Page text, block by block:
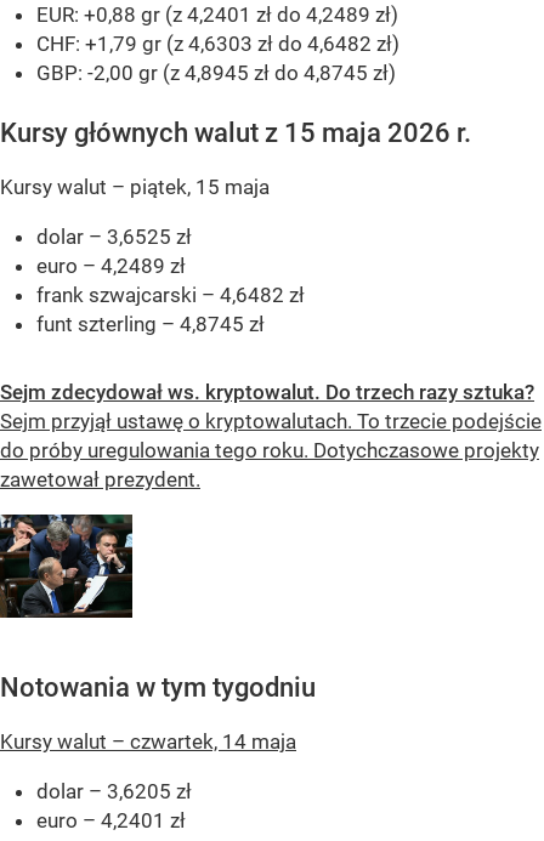
EUR: +0,88 gr (z 4,2401 zł do 4,2489 zł)
CHF: +1,79 gr (z 4,6303 zł do 4,6482 zł)
GBP: -2,00 gr (z 4,8945 zł do 4,8745 zł)
Kursy głównych walut z 15 maja 2026 r.
Kursy walut – piątek, 15 maja
dolar – 3,6525 zł
euro – 4,2489 zł
frank szwajcarski – 4,6482 zł
funt szterling – 4,8745 zł
Sejm zdecydował ws. kryptowalut. Do trzech razy sztuka?
Sejm przyjął ustawę o kryptowalutach. To trzecie podejście
do próby uregulowania tego roku. Dotychczasowe projekty
zawetował prezydent.
Notowania w tym tygodniu
Kursy walut – czwartek, 14 maja
dolar – 3,6205 zł
euro – 4,2401 zł